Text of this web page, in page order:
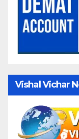
Vishal Vichar